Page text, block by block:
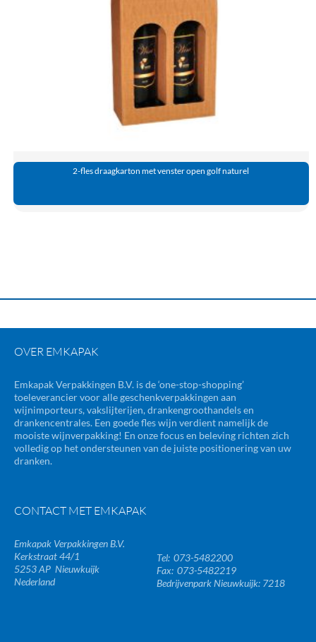
2-fles draagkarton met venster open golf naturel
OVER EMKAPAK
Emkapak Verpakkingen B.V. is de ‘one-stop-shopping’
toeleverancier voor alle geschenkverpakkingen aan
wijnimporteurs, vakslijterijen, drankengroothandels en
drankencentrales. Een goede fles wijn verdient namelijk de
mooiste wijnverpakking! En onze focus en beleving richten zich
volledig op het ondersteunen van de juiste positionering van uw
dranken.
CONTACT MET EMKAPAK
Emkapak Verpakkingen B.V.
Kerkstraat 44/1
5253 AP Nieuwkuijk
Nederland
073-5482200
073-5482219
Bedrijvenpark Nieuwkuijk: 7218